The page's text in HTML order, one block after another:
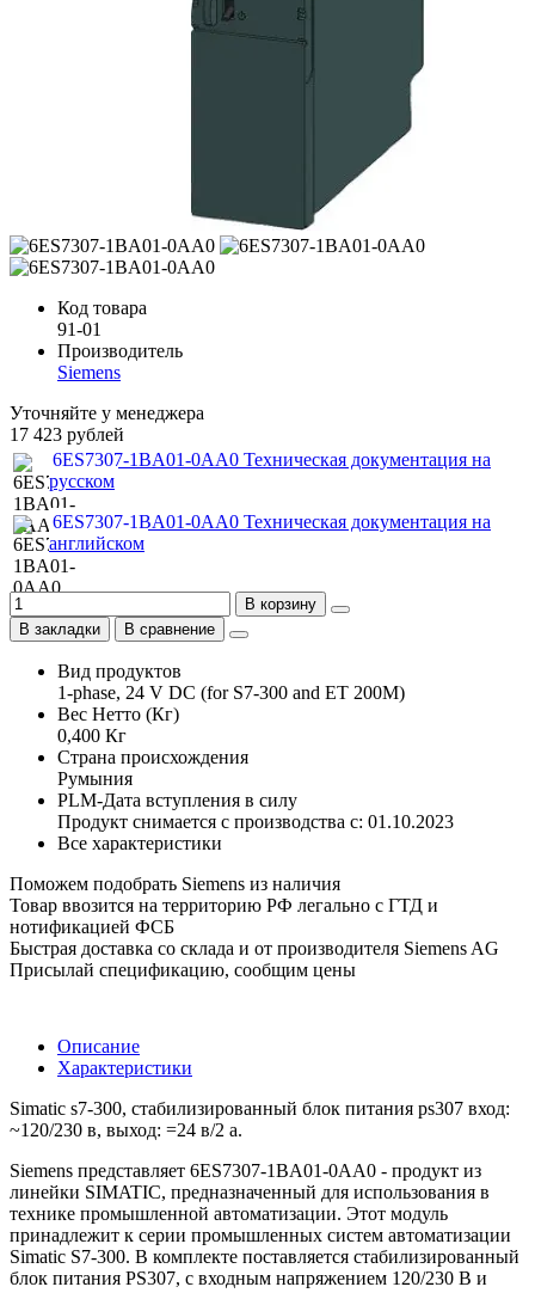
Код товара
91-01
Производитель
Siemens
Уточняйте у менеджера
17 423 рублей
6ES7307-1BA01-0AA0 Техническая документация на
русском
6ES7307-1BA01-0AA0 Техническая документация на
английском
В корзину
В закладки
В сравнение
Вид продуктов
1-phase, 24 V DC (for S7-300 and ET 200M)
Вес Нетто (Кг)
0,400 Кг
Страна происхождения
Румыния
PLM-Дата вступления в силу
Продукт снимается с производства с: 01.10.2023
Все характеристики
Поможем подобрать Siemens из наличия
Товар ввозится на территорию РФ легально с ГТД и
нотификацией ФСБ
Быстрая доставка со склада и от производителя Siemens AG
Присылай спецификацию, сообщим цены
Описание
Характеристики
Simatic s7-300, стабилизированный блок питания ps307 вход:
~120/230 в, выход: =24 в/2 a.
Siemens представляет 6ES7307-1BA01-0AA0 - продукт из
линейки SIMATIC, предназначенный для использования в
технике промышленной автоматизации. Этот модуль
принадлежит к серии промышленных систем автоматизации
Simatic S7-300. В комплекте поставляется стабилизированный
блок питания PS307, с входным напряжением 120/230 В и